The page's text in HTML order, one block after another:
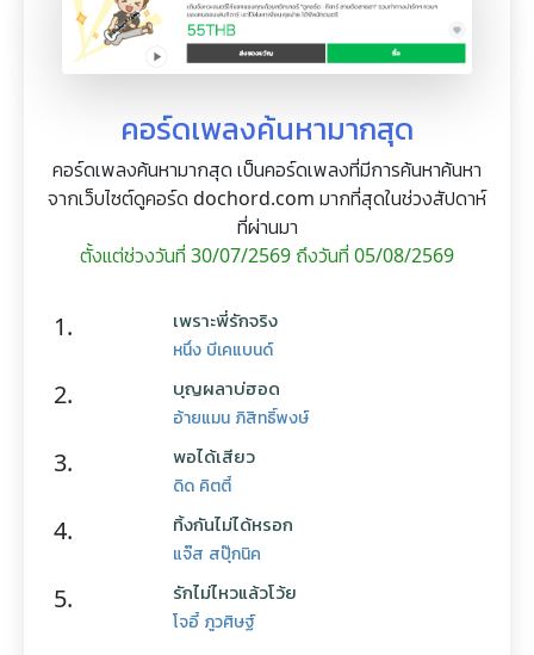
คอร์ดเพลงค้นหามากสุด
คอร์ดเพลงค้นหามากสุด เป็นคอร์ดเพลงที่มีการค้นหาค้นหา
จากเว็บไซต์ดูคอร์ด dochord.com มากที่สุดในช่วงสัปดาห์
ที่ผ่านมา
ตั้งแต่ช่วงวันที่ 30/07/2569 ถึงวันที่ 05/08/2569
1. เพราะพี่รักจริง
หนึ่ง บีเคแบนด์
2. บุญผลาบ่ฮอด
อ้ายแมน ภิสิทธิ์พงษ์
3. พอได้เสียว
ดิด คิตตี้
4. ทิ้งกันไม่ได้หรอก
แจ๊ส สปุ๊กนิค
5. รักไม่ไหวแล้วโว้ย
โจอี้ ภูวศิษฐ์